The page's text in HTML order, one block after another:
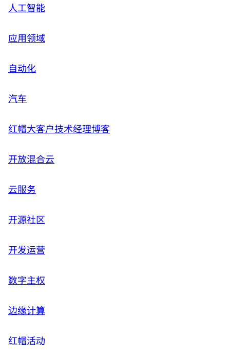
人工智能
应用领域
自动化
汽车
红帽大客户技术经理博客
开放混合云
云服务
开源社区
开发运营
数字主权
边缘计算
红帽活动